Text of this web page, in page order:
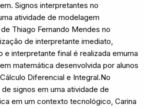
Signos interpretantes no
atividade de modelagem
Thiago Fernando Mendes no
de interpretante imediato,
e interpretante final é realizada emuma
matemática desenvolvida por alunos
Diferencial e Integral.No
signos em uma atividade de
em um contexto tecnológico, Carina